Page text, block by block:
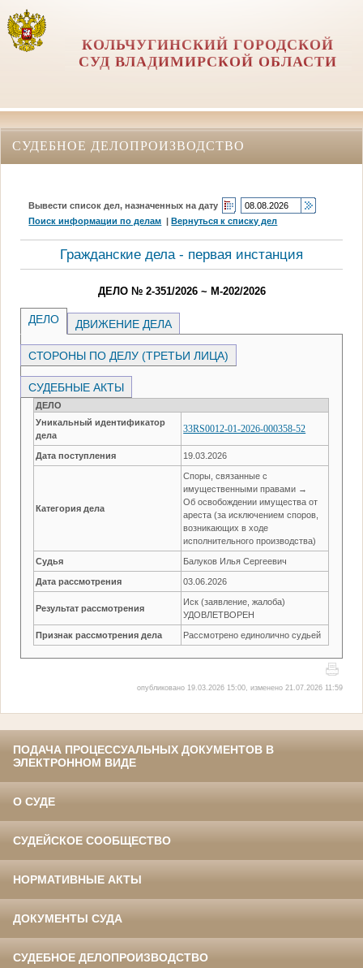
КОЛЬЧУГИНСКИЙ ГОРОДСКОЙ
СУД ВЛАДИМИРСКОЙ ОБЛАСТИ
СУДЕБНОЕ ДЕЛОПРОИЗВОДСТВО
Вывести список дел, назначенных на дату
Поиск информации по делам |Вернуться к списку дел
Гражданские дела - первая инстанция
ДЕЛО № 2-351/2026 ~ М-202/2026
ДЕЛО ДВИЖЕНИЕ ДЕЛА
СТОРОНЫ ПО ДЕЛУ (ТРЕТЬИ ЛИЦА)
СУДЕБНЫЕ АКТЫ
ДЕЛО
Уникальный идентификатор
дела
33RS0012-01-2026-000358-52
Дата поступления 19.03.2026
Категория дела
Споры, связанные с
имущественными правами →
Об освобождении имущества от
ареста (за исключением споров,
возникающих в ходе
исполнительного производства)
Судья Балуков Илья Сергеевич
Дата рассмотрения 03.06.2026
Результат рассмотрения
Иск (заявление, жалоба)
УДОВЛЕТВОРЕН
Признак рассмотрения дела Рассмотрено единолично судьей
опубликовано 19.03.2026 15:00, изменено 21.07.2026 11:59
ПОДАЧА ПРОЦЕССУАЛЬНЫХ ДОКУМЕНТОВ В
ЭЛЕКТРОННОМ ВИДЕ
О СУДЕ
СУДЕЙСКОЕ СООБЩЕСТВО
НОРМАТИВНЫЕ АКТЫ
ДОКУМЕНТЫ СУДА
СУДЕБНОЕ ДЕЛОПРОИЗВОДСТВО